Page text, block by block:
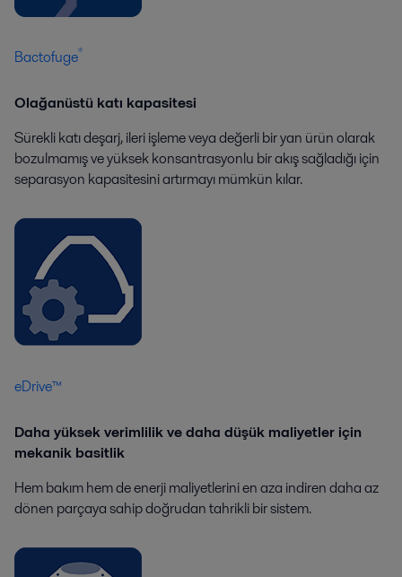
Bactofuge®
Olağanüstü katı kapasitesi
Sürekli katı deşarj, ileri işleme veya değerli bir yan ürün olarak
bozulmamış ve yüksek konsantrasyonlu bir akış sağladığı için
separasyon kapasitesini artırmayı mümkün kılar.
eDrive™
Daha yüksek verimlilik ve daha düşük maliyetler için
mekanik basitlik
Hem bakım hem de enerji maliyetlerini en aza indiren daha az
dönen parçaya sahip doğrudan tahrikli bir sistem.